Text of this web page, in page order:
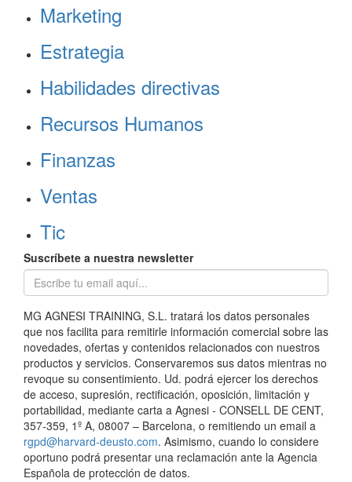
Marketing
Estrategia
Habilidades directivas
Recursos Humanos
Finanzas
Ventas
Tic
Suscríbete a nuestra newsletter
MG AGNESI TRAINING, S.L. tratará los datos personales
que nos facilita para remitirle información comercial sobre las
novedades, ofertas y contenidos relacionados con nuestros
productos y servicios. Conservaremos sus datos mientras no
revoque su consentimiento. Ud. podrá ejercer los derechos
de acceso, supresión, rectificación, oposición, limitación y
portabilidad, mediante carta a Agnesi - CONSELL DE CENT,
357-359, 1º A, 08007 – Barcelona, o remitiendo un email a
rgpd@harvard-deusto.com. Asimismo, cuando lo considere
oportuno podrá presentar una reclamación ante la Agencia
Española de protección de datos.